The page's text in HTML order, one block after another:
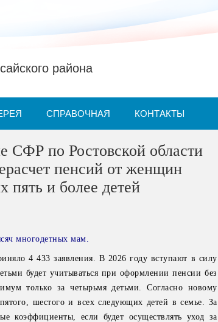
района
СПРАВОЧНАЯ КОНТАКТЫ
СФР по Ростовской области
пенсий от женщин
пять и более детей
многодетных мам.
4 433 заявления. В 2026 году вступают в силу
будет учитываться при оформлении пенсии без
только за четырьмя детьми. Согласно новому
шестого и всех следующих детей в семье. За
если будет осуществлять уход за